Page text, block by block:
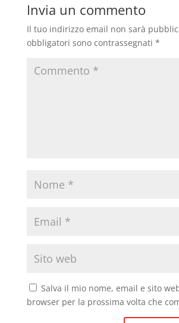
Invia un commento
Il tuo indirizzo email non sarà
obbligatori sono contrassegnati *
Salva il mio nome, email e sito
browser per la prossima volta che